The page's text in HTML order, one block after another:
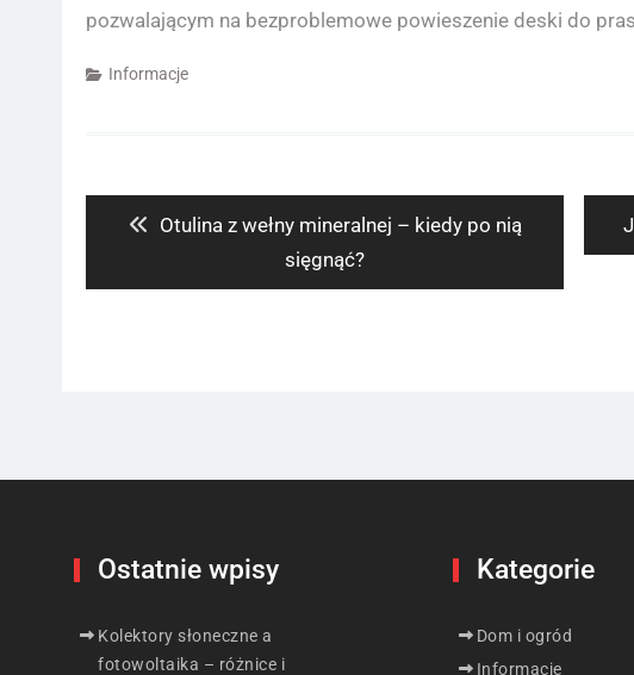
pozwalającym na bezproblemowe powieszenie deski do
Informacje
Previous
Otulina z wełny mineralnej – kiedy po nią
sięgnąć?
Ostatnie wpisy
Kolektory słoneczne a
fotowoltaika – różnice i
Kategorie
Dom i ogród
Informacje